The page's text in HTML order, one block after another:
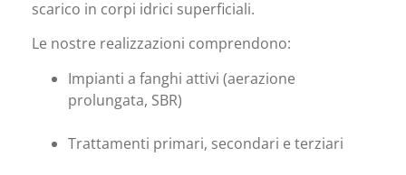
scarico in corpi idrici superficiali.
Le nostre realizzazioni comprendono:
Impianti a fanghi attivi (aerazione
prolungata, SBR)
Trattamenti primari, secondari e terziari